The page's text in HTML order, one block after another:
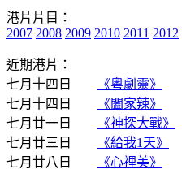
港片片目：
2007 2008 2009 2010 2011 2012
近期港片：
七月十四日
《粵劇靈》
七月十四日
《闔家辣》
七月廿一日
《神探大戰》
七月廿三日
《給我1天》
七月廿八日
《心裡美》